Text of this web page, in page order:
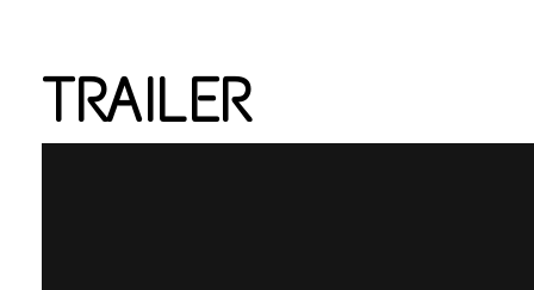
TRAILER